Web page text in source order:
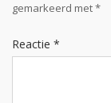
gemarkeerd met*
Reactie *